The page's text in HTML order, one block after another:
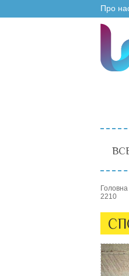
Про
Головна
2210